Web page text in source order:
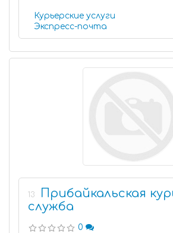
Курьерские услуги
Экспресс-почта
13
Прибайкальская
служба
0